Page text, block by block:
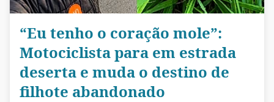
“Eu tenho o coração mole”:
Motociclista para em estrada
deserta e muda o destino de
filhote abandonado